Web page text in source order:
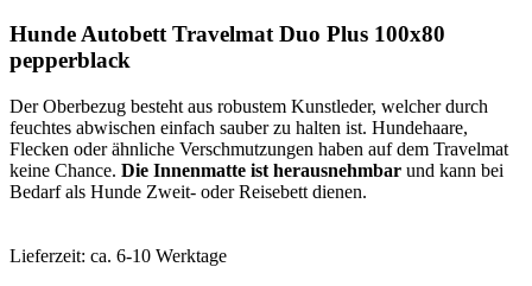
Hunde Autobett Travelmat Duo Plus 100x80
pepperblack
Der Oberbezug besteht aus robustem Kunstleder, welcher durch
feuchtes abwischen einfach sauber zu halten ist. Hundehaare,
Flecken oder ähnliche Verschmutzungen haben auf dem Travelmat
keine Chance. Die Innenmatte ist herausnehmbar und kann bei
Bedarf als Hunde Zweit- oder Reisebett dienen.
Lieferzeit: ca. 6-10 Werktage